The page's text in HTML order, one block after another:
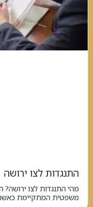
התנגדות לצו ירושה
מהי התנגדות לצו ירושה?
משפטית המתקיימת